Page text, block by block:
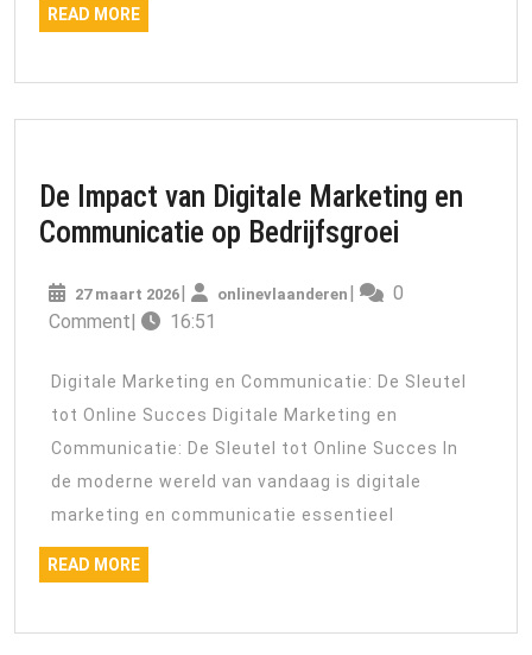
READ MOREREAD
MORE
De Impact van Digitale Marketing en
Communicatie op Bedrijfsgroei
van
Marketing
op
27 maart 202627
maart
onlinevlaanderen onlinevlaanderen
0
Comment
16:51
Digitale Marketing en Communicatie: De Sleutel
tot Online Succes Digitale Marketing en
Communicatie: De Sleutel tot Online Succes In
de moderne wereld van vandaag is digitale
marketing en communicatie essentieel
READ MOREREAD
MORE